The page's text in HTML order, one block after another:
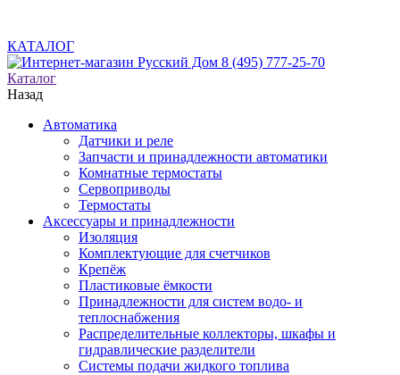
КАТАЛОГ
8 (495) 777-25-70
Каталог
Назад
Автоматика
Датчики и реле
Запчасти и принадлежности автоматики
Комнатные термостаты
Сервоприводы
Термостаты
Аксессуары и принадлежности
Изоляция
Комплектующие для счетчиков
Крепёж
Пластиковые ёмкости
Принадлежности для систем водо- и
теплоснабжения
Распределительные коллекторы, шкафы и
гидравлические разделители
Системы подачи жидкого топлива